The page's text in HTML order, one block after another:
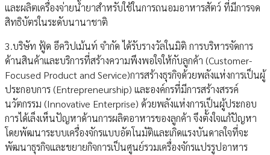
และผลิตเครื่องจ่ายน้ำยาสำหรับใช้ในการถนอมอาหารสัตว์ ที่มีการจด
สิทธิบัตรในระดับนานาชาติ
3.บริษัท ฟู้ด อีควิปเม้นท์ จำกัด ได้รับรางวัลในมิติ การบริหารจัดการ
ด้านสินค้าและบริการที่สร้างความพึงพอใจให้กับลูกค้า (Customer-
Focused Product and Service)การสร้างธุรกิจด้วยพลังแห่งการเป็นผู้
ประกอบการ (Entrepreneurship) และองค์กรที่มีการสร้างสรรค์
นวัตกรรม (Innovative Enterprise) ด้วยพลังแห่งการเป็นผู้ประกอบ
การได้เล็งเห็นปัญหาด้านการผลิตอาหารของลูกค้า จึงตั้งใจแก้ปัญหา
โดยพัฒนาระบบเครื่องจักรแบบอัตโนมัติและเกิดแรงบันดาลใจที่จะ
พัฒนาธุรกิจและขยายกิจการเป็นศูนย์รวมเครื่องจักรแปรรูปอาหาร